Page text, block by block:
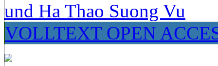
und Ha Thao Suong Vu
VOLLTEXT OPEN